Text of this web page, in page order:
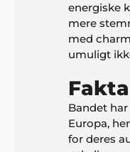
energiske
mere
med
umuligt
Bandet
Europa,
for deres